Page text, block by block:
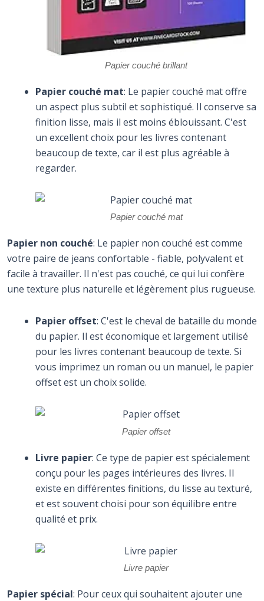
Papier couché brillant
Papier couché mat: Le papier couché mat offre
un aspect plus subtil et sophistiqué. Il conserve sa
finition lisse, mais il est moins éblouissant. C'est
un excellent choix pour les livres contenant
beaucoup de texte, car il est plus agréable à
regarder.
Papier couché mat
Papier non couché: Le papier non couché est comme
votre paire de jeans confortable - fiable, polyvalent et
facile à travailler. Il n'est pas couché, ce qui lui confère
une texture plus naturelle et légèrement plus rugueuse.
Papier offset: C'est le cheval de bataille du monde
du papier. Il est économique et largement utilisé
pour les livres contenant beaucoup de texte. Si
vous imprimez un roman ou un manuel, le papier
offset est un choix solide.
Papier offset
Livre papier: Ce type de papier est spécialement
conçu pour les pages intérieures des livres. Il
existe en différentes finitions, du lisse au texturé,
et est souvent choisi pour son équilibre entre
qualité et prix.
Livre papier
Papier spécial: Pour ceux qui souhaitent ajouter une